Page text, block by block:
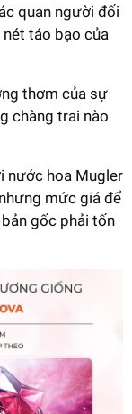
quan người đối
táo bạo của
thơm của sự
chàng trai nào
nước hoa Mugler
mức giá để
gốc phải tốn